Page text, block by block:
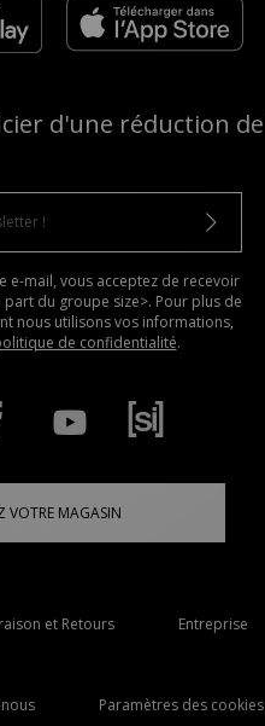
d'une réduction de
e-mail, vous acceptez de recevoir
du groupe size>. Pour plus de
nous utilisons vos informations,
de confidentialité.
VOTRE MAGASIN
et Retours Entreprise
Paramètres des cookies